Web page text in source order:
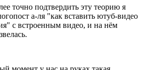
точно подтвердить эту теорию я
а-ля "как вставить ютуб-видео
с встроенным видео, и на нём